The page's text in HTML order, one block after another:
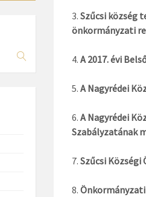
Szűcsi község
önkormányzati
A 2017. évi
A Nagyrédei
A Nagyrédei
Szabályzatának
Szűcsi